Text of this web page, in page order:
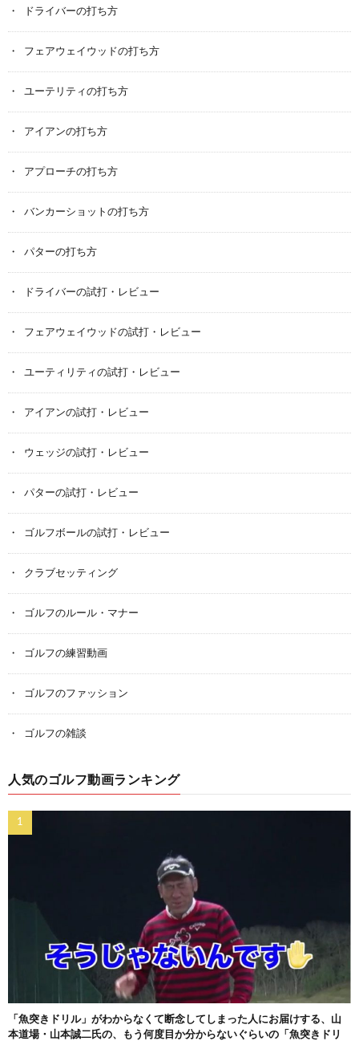
ドライバーの打ち方
フェアウェイウッドの打ち方
ユーテリティの打ち方
アイアンの打ち方
アプローチの打ち方
バンカーショットの打ち方
パターの打ち方
ドライバーの試打・レビュー
フェアウェイウッドの試打・レビュー
ユーティリティの試打・レビュー
アイアンの試打・レビュー
ウェッジの試打・レビュー
パターの試打・レビュー
ゴルフボールの試打・レビュー
クラブセッティング
ゴルフのルール・マナー
ゴルフの練習動画
ゴルフのファッション
ゴルフの雑談
人気のゴルフ動画ランキング
「魚突きドリル」がわからなくて断念してしまった人にお届けする、山
本道場・山本誠二氏の、もう何度目か分からないぐらいの「魚突きドリ